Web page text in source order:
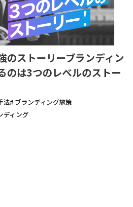
のストーリーブランディン
のは3つのレベルのストー
法# ブランディング施策
ディング